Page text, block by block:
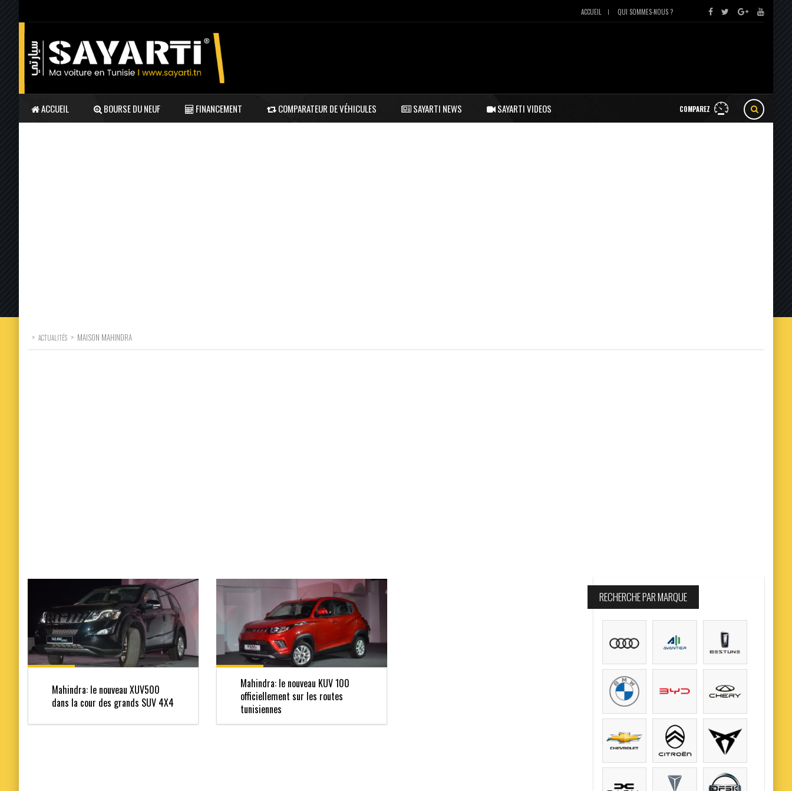
ACCUEIL QUI SOMMES-NOUS ?
COMPAREZ
ACCUEIL BOURSE DU NEUF FINANCEMENT COMPARATEUR DE VÉHICULES SAYARTI NEWS SAYARTI VIDEOS
> ACTUALITÉS > MAISON MAHINDRA
Mahindra: le nouveau XUV500
dans la cour des grands SUV 4X4
Mahindra: le nouveau KUV 100
officiellement sur les routes
tunisiennes
RECHERCHE PAR MARQUE